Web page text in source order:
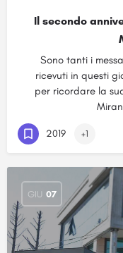
Il secondo
Sono tanti i
ricevuti in questi
per ricordare la
2019 +1
GIU 07